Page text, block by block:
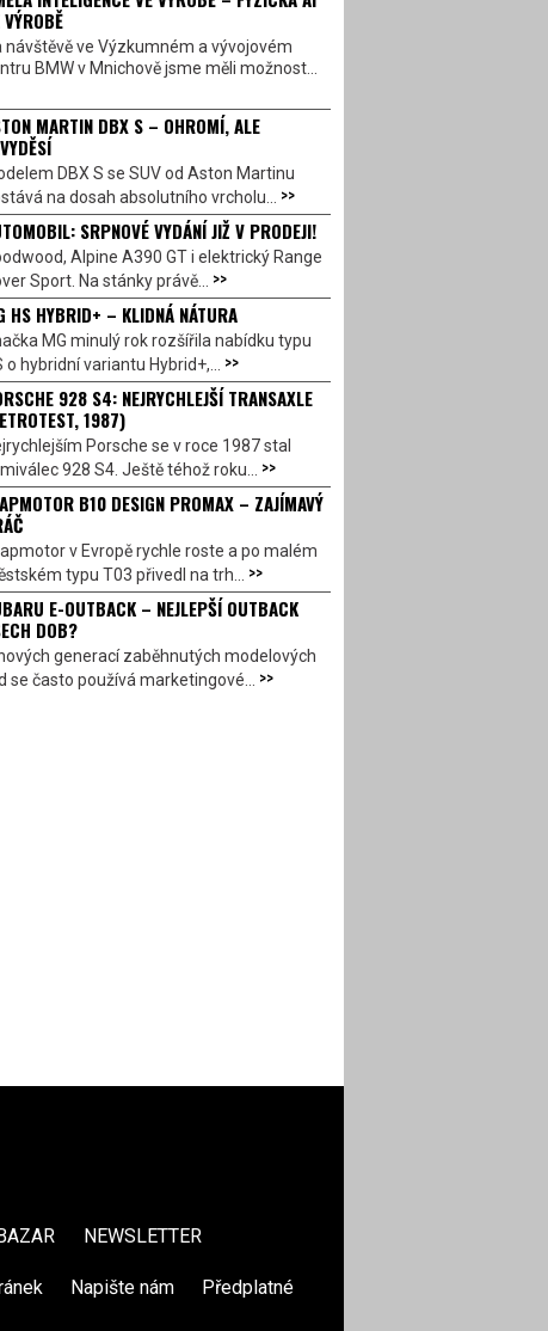
návštěvě ve Výzkumném a vývojovém
BMW v Mnichově jsme měli možnost...
MARTIN DBX S – OHROMÍ, ALE
DBX S se SUV od Aston Martinu
na dosah absolutního vrcholu... >>
SRPNOVÉ VYDÁNÍ JIŽ V PRODEJI!
Alpine A390 GT i elektrický Range
Sport. Na stánky právě... >>
HS HYBRID+ – KLIDNÁ NÁTURA
MG minulý rok rozšířila nabídku typu
o hybridní variantu Hybrid+,... >>
928 S4: NEJRYCHLEJŠÍ TRANSAXLE
1987)
Porsche se v roce 1987 stal
928 S4. Ještě téhož roku... >>
B10 DESIGN PROMAX – ZAJÍMAVÝ
v Evropě rychle roste a po malém
typu T03 přivedl na trh... >>
E-OUTBACK – NEJLEPŠÍ OUTBACK
DOB?
generací zaběhnutých modelových
se často používá marketingové... >>
NEWSLETTER
Napište nám Předplatné